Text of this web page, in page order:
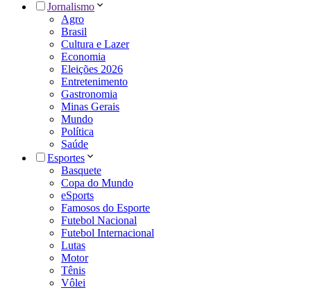
Jornalismo
Agro
Brasil
Cultura e Lazer
Economia
Eleições 2026
Entretenimento
Gastronomia
Minas Gerais
Mundo
Política
Saúde
Esportes
Basquete
Copa do Mundo
eSports
Famosos do Esporte
Futebol Nacional
Futebol Internacional
Lutas
Motor
Tênis
Vôlei